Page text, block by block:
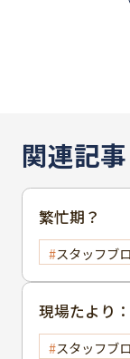
関連記事
繁忙期？
スタッフブ
現場たより
スタッフブ